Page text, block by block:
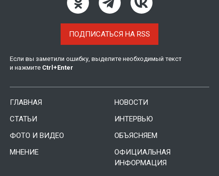
ПОДПИСАТЬСЯ НА RSS
Если вы заметили ошибку, выделите необходимый текст
и нажмите Ctrl +Enter
ГЛАВНАЯ
НОВОСТИ
СТАТЬИ
ИНТЕРВЬЮ
ФОТО И ВИДЕО
ОБЪЯСНЯЕМ
МНЕНИЕ
ОФИЦИАЛЬНАЯ
ИНФОРМАЦИЯ